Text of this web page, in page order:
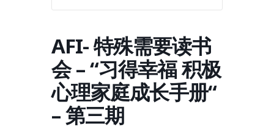
AFI- 特殊需要读书
会 – “习得幸福 积极
心理家庭成长手册“
– 第三期